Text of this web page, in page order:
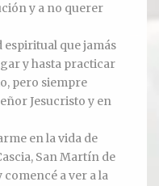
y a no querer
espiritual que jamás
y hasta practicar
pero siempre
Jesucristo y en
en la vida de
San Martín de
a ver a la